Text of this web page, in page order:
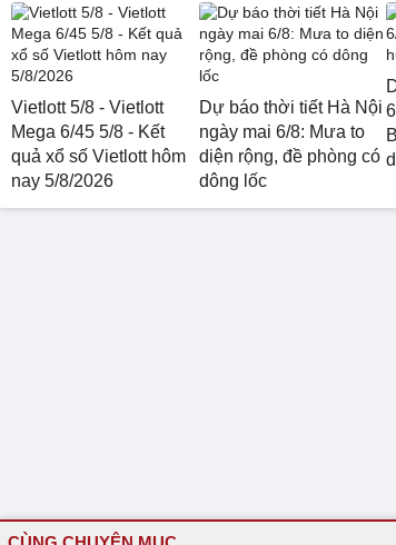
Vietlott 5/8 - Vietlott
Mega 6/45 5/8 - Kết
quả xổ số Vietlott hôm
nay 5/8/2026
Dự báo thời tiết Hà Nội
ngày mai 6/8: Mưa to
diện rộng, đề phòng có
dông lốc